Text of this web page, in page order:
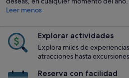
Leer menos
Explorar actividades
Explora miles de
atracciones hasta
Reserva con facilidad